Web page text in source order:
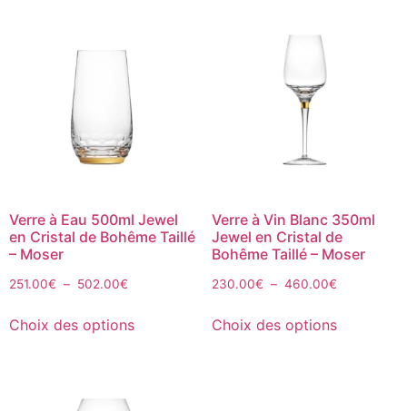
Verre à Eau 500ml Jewel
en Cristal de Bohême Taillé
– Moser
251.00€ – 502.00€
Choix des options
Verre à Vin Blanc 350ml
Jewel en Cristal de
Bohême Taillé – Moser
230.00€ – 460.00€
Choix des options